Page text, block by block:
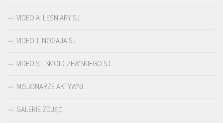
VIDEO A. LEŚNIARY SJ
VIDEO T. NOGAJA SJ
VIDEO ST. SMOLCZEWSKIEGO SJ
MISJONARZE AKTYWNI
GALERIE ZDJĘĆ